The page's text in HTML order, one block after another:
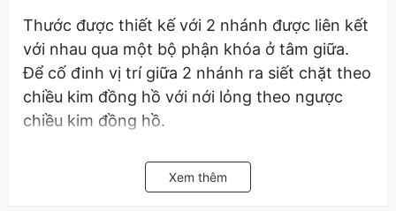
Thước được thiết kế với 2 nhánh được liên kết
với nhau qua một bộ phận khóa ở tâm giữa.
Để cố đinh vị trí giữa 2 nhánh ra siết chặt theo
chiều kim đồng hồ với nới lỏng theo ngược
chiều kim đồng hồ.
Hãy liên hệ với kamytools để biết thêm thông
tin chi tiết sản phẩm thước đo góc 180 độ
Xem thêm